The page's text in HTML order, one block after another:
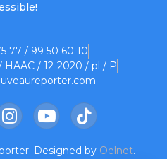
77 / 99 50 60 10
HAAC / 12-2020 / pl / P
InstagramYouTubeTikTok
Designed by Oelnet.